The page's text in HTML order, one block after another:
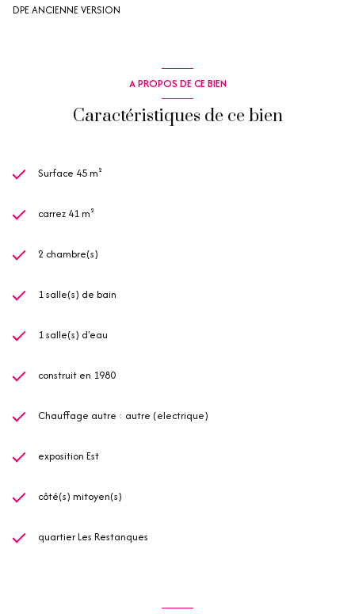
DPE ANCIENNE VERSION
A PROPOS DE CE BIEN
Caractéristiques de ce bien
Surface 45 m²
carrez 41 m²
2 chambre(s)
1 salle(s) de bain
1 salle(s) d'eau
construit en 1980
Chauffage autre : autre (electrique)
exposition Est
côté(s) mitoyen(s)
quartier Les Restanques